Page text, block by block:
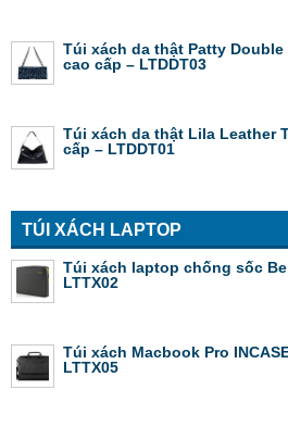
Túi xách da thật Patty
cao cấp – LTDDT03
Túi xách da thật Lila Leather
cấp – LTDDT01
TÚI XÁCH LAPTOP
Túi xách laptop chống sốc
LTTX02
Túi xách Macbook Pro
LTTX05